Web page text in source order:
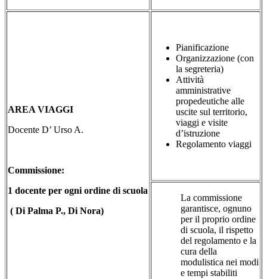
AREA VIAGGI
Docente D’ Urso A.
Commissione:
1 docente per ogni ordine di scuola
( Di Palma P., Di Nora)
Pianificazione
Organizzazione (con
la segreteria)
Attività
amministrative
propedeutiche alle
uscite sul territorio,
viaggi e visite
d’istruzione
Regolamento viaggi
La commissione
garantisce, ognuno
per il proprio ordine
di scuola, il rispetto
del regolamento e la
cura della
modulistica nei modi
e tempi stabiliti